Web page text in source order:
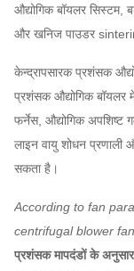
औद्योगिक बॉयलर सिस्टम,
और खनिज पाउडर
केन्द्रापसारक प्रशंसक
प्रशंसक औद्योगिक बॉयलर
फर्नेस, औद्योगिक अपशिष्ट
लाइन वायु शोधन प्रणाली
सकता है।
According to fan
centrifugal blower
प्रशंसक मापदंडों के